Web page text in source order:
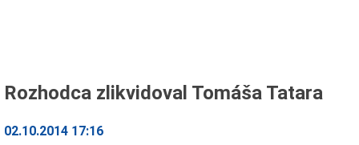
Rozhodca zlikvidoval Tomáša Tatara
02.10.2014 17:16